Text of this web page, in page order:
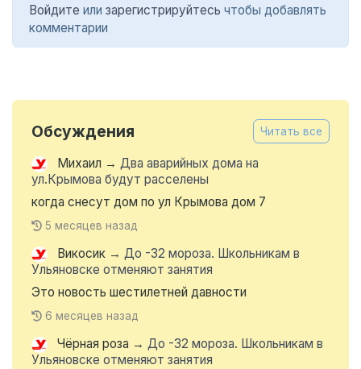
Войдите или зарегистрируйтесь чтобы добавлять
комментарии
Обсуждения Читать все
Михаил → Два аварийных дома на
ул.Крымова будут расселены
когда снесут дом по ул Крымова дом 7
5 месяцев назад
Викосик → До -32 мороза. Школьникам в
Ульяновске отменяют занятия
Это новость шестилетней давности
6 месяцев назад
Чёрная роза → До -32 мороза. Школьникам в
Ульяновске отменяют занятия